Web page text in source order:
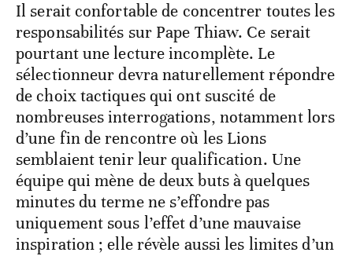
Il serait confortable de concentrer toutes les
responsabilités sur Pape Thiaw. Ce serait
pourtant une lecture incomplète. Le
sélectionneur devra naturellement répondre
de choix tactiques qui ont suscité de
nombreuses interrogations, notamment lors
d’une fin de rencontre où les Lions
semblaient tenir leur qualification. Une
équipe qui mène de deux buts à quelques
minutes du terme ne s’effondre pas
uniquement sous l’effet d’une mauvaise
inspiration ; elle révèle aussi les limites d’un